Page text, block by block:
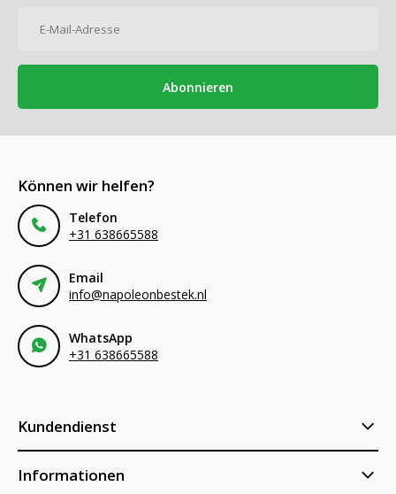
Abonnieren
Können wir helfen?
Telefon
+31 638665588
Email
info@napoleonbestek.nl
WhatsApp
+31 638665588
Kundendienst
Informationen